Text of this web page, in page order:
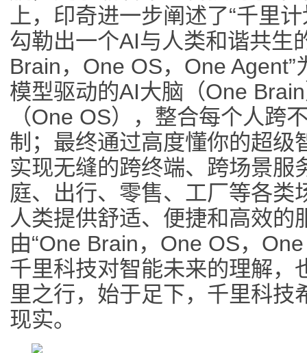
上，印奇进一步阐述了“千里
勾勒出一个AI与人类和谐共生
Brain，One OS，One
模型驱动的AI大脑（One
（One OS），整合每个人跨
制；最终通过高度懂你的超级
实现无缝的跨终端、跨场景服
庭、出行、零售、工厂等各类
人类提供舒适、便捷和高效的
由“One Brain，One OS，
千里科技对智能未来的理解，
里之行，始于足下，千里科技
现实。